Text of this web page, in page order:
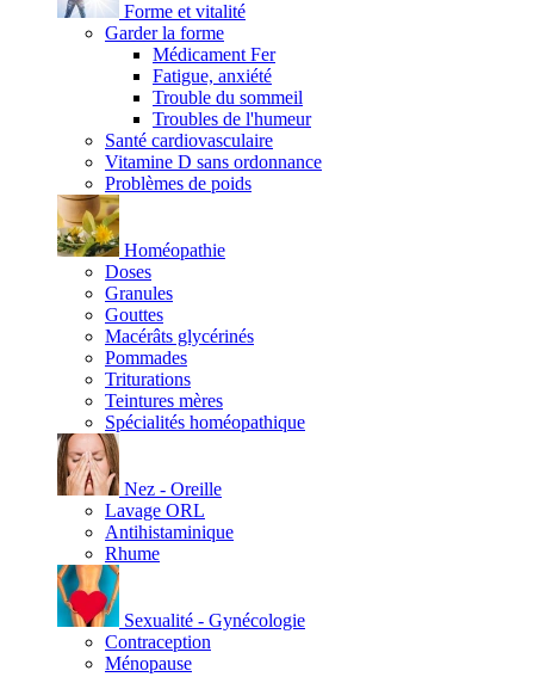
Forme et vitalité
Garder la forme
Médicament Fer
Fatigue, anxiété
Trouble du sommeil
Troubles de l'humeur
Santé cardiovasculaire
Vitamine D sans ordonnance
Problèmes de poids
Homéopathie
Doses
Granules
Gouttes
Macérâts glycérinés
Pommades
Triturations
Teintures mères
Spécialités homéopathique
Nez - Oreille
Lavage ORL
Antihistaminique
Rhume
Sexualité - Gynécologie
Contraception
Ménopause